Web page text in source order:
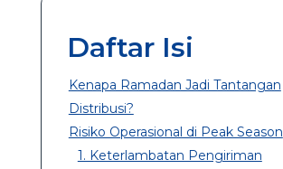
Daftar Isi
Kenapa Ramadan Jadi Tantangan
Distribusi?
Risiko Operasional di Peak Season
1. Keterlambatan Pengiriman